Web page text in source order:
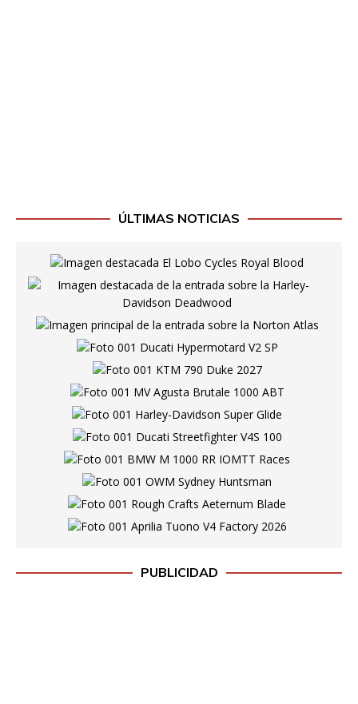
ÚLTIMAS NOTICIAS
PUBLICIDAD